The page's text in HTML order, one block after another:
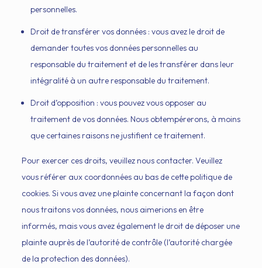
personnelles.
Droit de transférer vos données : vous avez le droit de
demander toutes vos données personnelles au
responsable du traitement et de les transférer dans leur
intégralité à un autre responsable du traitement.
Droit d’opposition : vous pouvez vous opposer au
traitement de vos données. Nous obtempérerons, à moins
que certaines raisons ne justifient ce traitement.
Pour exercer ces droits, veuillez nous contacter. Veuillez
vous référer aux coordonnées au bas de cette politique de
cookies. Si vous avez une plainte concernant la façon dont
nous traitons vos données, nous aimerions en être
informés, mais vous avez également le droit de déposer une
plainte auprès de l’autorité de contrôle (l’autorité chargée
de la protection des données).